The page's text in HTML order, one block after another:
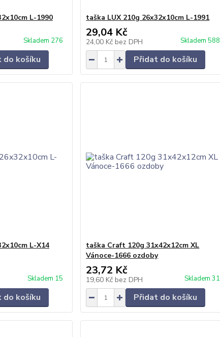
L-1990
Skladem 276
do košíku
taška LUX 210g 26x32x10cm L-1991
29,04 Kč
24,00 Kč bez DPH Skladem 588
Přidat do košíku
L-X14
Skladem 15
do košíku
taška Craft 120g 31x42x12cm XL
Vánoce-1666 ozdoby
23,72 Kč
19,60 Kč bez DPH Skladem 31
Přidat do košíku